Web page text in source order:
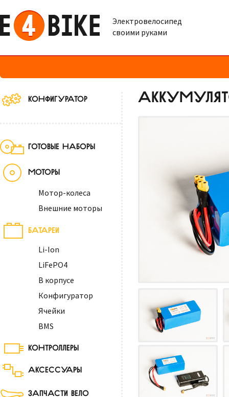
Электровелосипед
своими руками
КОНФИГУРАТОР
ГОТОВЫЕ НАБОРЫ
МОТОРЫ
Мотор-колеса
Внешние моторы
БАТАРЕИ
Li-Ion
LiFePO4
В корпусе
Конфигуратор
Ячейки
BMS
КОНТРОЛЛЕРЫ
АКСЕССУАРЫ
ЗАПЧАСТИ ВЕЛО